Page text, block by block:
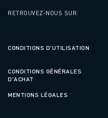
RETROUVEZ-NOUS SUR:
CONDITIONS D'UTILISATION
CONDITIONS GÉNÉRALES
D'ACHAT
MENTIONS LÉGALES